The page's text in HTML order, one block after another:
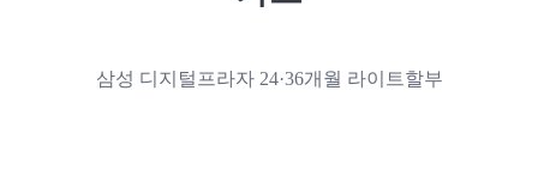
삼성 디지털프라자 24·36개월 라이트할부